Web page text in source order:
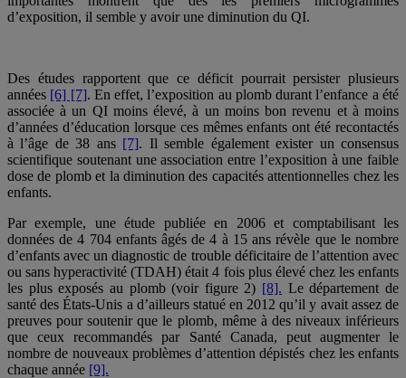
d’exposition, il semble y avoir une diminution du QI.
Des études rapportent que ce déficit pourrait persister plusieurs
années [6] [7]. En effet, l’exposition au plomb durant l’enfance a été
associée à un QI moins élevé, à un moins bon revenu et à moins
d’années d’éducation lorsque ces mêmes enfants ont été recontactés
à l’âge de 38 ans [7]. Il semble également exister un consensus
scientifique soutenant une association entre l’exposition à une faible
dose de plomb et la diminution des capacités attentionnelles chez les
enfants.
Par exemple, une étude publiée en 2006 et comptabilisant les
données de 4 704 enfants âgés de 4 à 15 ans révèle que le nombre
d’enfants avec un diagnostic de trouble déficitaire de l’attention avec
ou sans hyperactivité (TDAH) était 4 fois plus élevé chez les enfants
les plus exposés au plomb (voir figure 2) [8]. Le département de
santé des États-Unis a d’ailleurs statué en 2012 qu’il y avait assez de
preuves pour soutenir que le plomb, même à des niveaux inférieurs
que ceux recommandés par Santé Canada, peut augmenter le
nombre de nouveaux problèmes d’attention dépistés chez les enfants
chaque année [9].